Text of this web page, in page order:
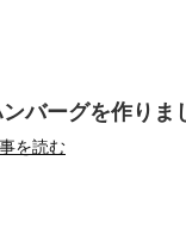
バーグを作りま
を読む